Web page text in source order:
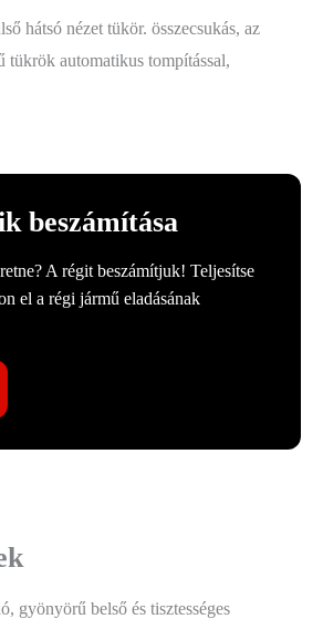
hátsó nézet tükör. összecsukás, az
tükrök automatikus tompítással,
beszámítása
A régit beszámítjuk! Teljesítse
el a régi jármű eladásának
gyönyörű belső és tisztességes